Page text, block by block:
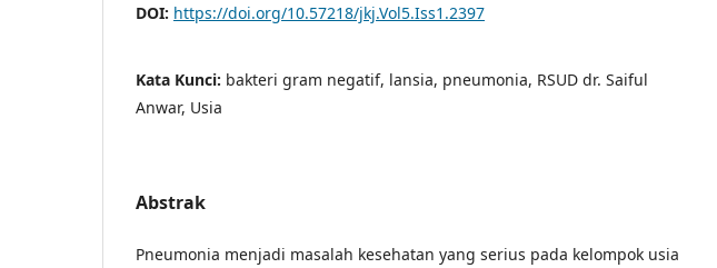
DOI: https://doi.org/10.57218/jkj.Vol5.Iss1.2397
Kata Kunci: bakteri gram negatif, lansia, pneumonia, RSUD dr. Saiful
Anwar, Usia
Abstrak
Pneumonia menjadi masalah kesehatan yang serius pada kelompok usia